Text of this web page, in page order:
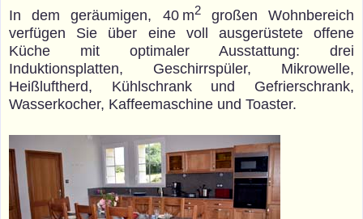
In dem geräumigen, 40 m2großen Wohnbereich
verfügen Sie über eine voll ausgerüstete offene
Küche mit optimaler Ausstattung: drei
Induktionsplatten, Geschirrspüler, Mikrowelle,
Heißluftherd, Kühlschrank und Gefrierschrank,
Wasserkocher, Kaffeemaschine und Toaster.